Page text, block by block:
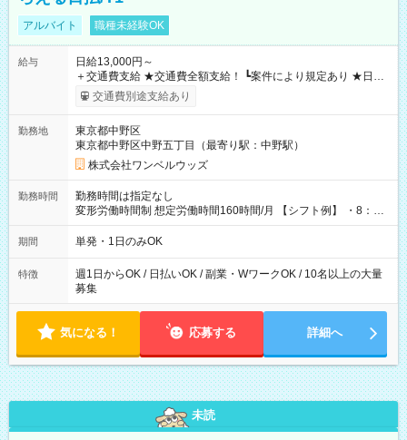
アルバイト 職種未経験OK
給与
日給13,000円～
＋交通費支給 ★交通費全額支給！ ┗案件により規定あり ★日払
いOK！（規定あり） ┗働いたその日に現金GET♪ お仕事後はコ
ンビニATMから 日払い分を引き落とせます！ 【試用期間】試
交通費別途支給あり
勤務地
東京都中野区
東京都中野区中野五丁目（最寄り駅：中野駅）
株式会社ワンベルウッズ
勤務時間
勤務時間は指定なし
変形労働時間制 想定労働時間160時間/月 【シフト例】 ・8：00
～21：00
期間 単発・1日のみOK
特徴
週1日からOK / 日払いOK / 副業・WワークOK / 10名以上の大量
募集
気になる！ 応募する 詳細へ
未読